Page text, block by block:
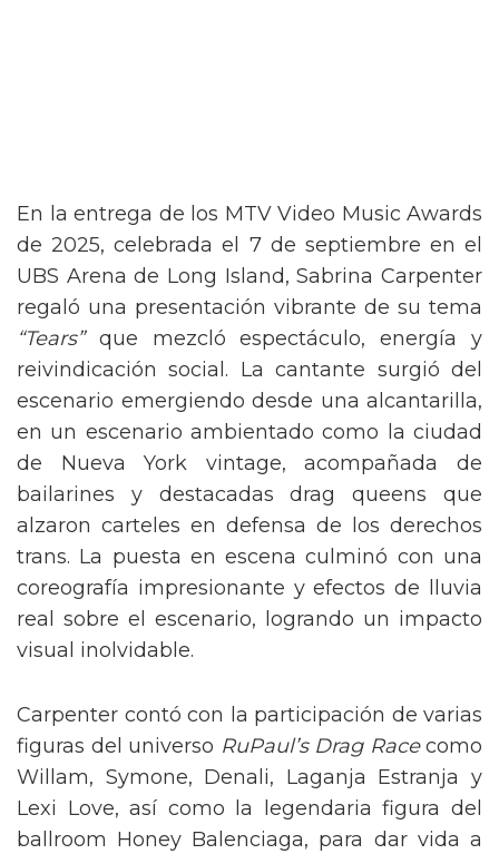
En la entrega de los MTV Video Music Awards
de 2025, celebrada el 7 de septiembre en el
UBS Arena de Long Island, Sabrina Carpenter
regaló una presentación vibrante de su tema
“Tears”que mezcló espectáculo, energía y
reivindicación social. La cantante surgió del
escenario emergiendo desde una alcantarilla,
en un escenario ambientado como la ciudad
de Nueva York vintage, acompañada de
bailarines y destacadas drag queens que
alzaron carteles en defensa de los derechos
trans. La puesta en escena culminó con una
coreografía impresionante y efectos de lluvia
real sobre el escenario, logrando un impacto
visual inolvidable.
Carpenter contó con la participación de varias
figuras del universo RuPaul’s Drag Racecomo
Willam, Symone, Denali, Laganja Estranja y
Lexi Love, así como la legendaria figura del
ballroom Honey Balenciaga, para dar vida a